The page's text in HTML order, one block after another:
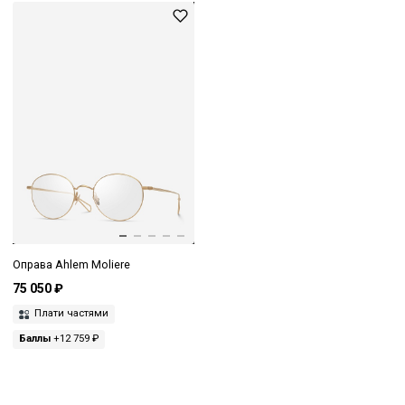
Оправа Ahlem Moliere
75 050 ₽
Плати частями
Баллы +12 759 ₽